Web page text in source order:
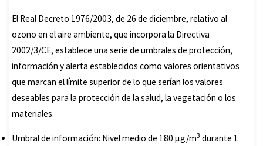
El Real Decreto 1976/2003, de 26 de diciembre, relativo al
ozono en el aire ambiente, que incorpora la Directiva
2002/3/CE, establece una serie de umbrales de protección,
información y alerta establecidos como valores orientativos
que marcan el límite superior de lo que serían los valores
deseables para la protección de la salud, la vegetación o los
materiales.
Umbral de información: Nivel medio de 180 µg/m3 durante 1